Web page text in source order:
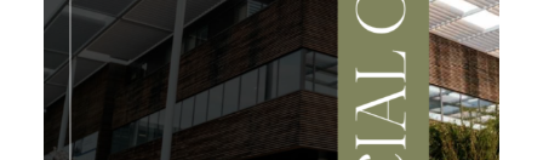
ENCUÉNTRANOS
CONTACTO